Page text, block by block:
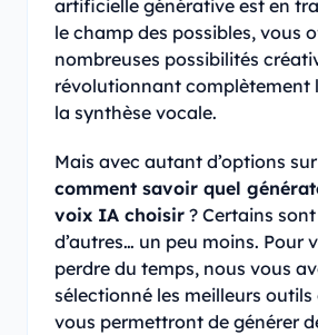
artificielle générative est en
le champ des possibles, vous
nombreuses possibilités
révolutionnant complètement
la synthèse vocale.
Mais avec autant d’options
comment savoir quel
voix IA choisir ? Certains
d’autres… un peu moins. Pour
perdre du temps, nous vous
sélectionné les meilleurs
vous permettront de générer